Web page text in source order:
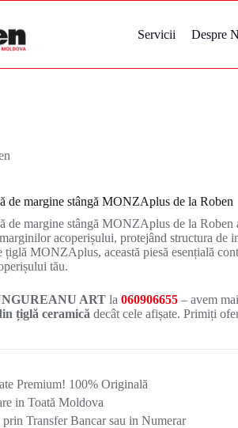
Servicii Despre
de margine stângă MONZAplus de la Roben
de margine stângă MONZAplus de la Roben
acoperișului, protejând structura de
țiglă MONZAplus, această piesă esențială
tău.
ART la060906655 – avem
țiglă ceramică decât cele afișate. Primiți
Premium! 100% Originală
in Toată Moldova
prin Transfer Bancar sau in Numerar